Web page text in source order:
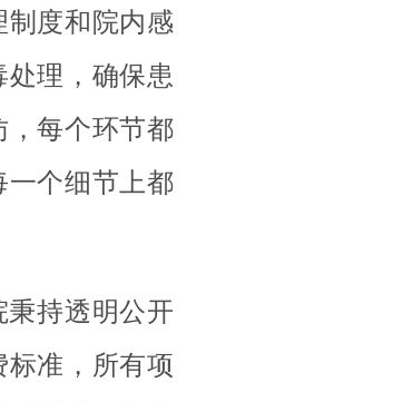
度和院内感
理，确保患
，每个环节都
一个细节上都
持透明公开
准，所有项